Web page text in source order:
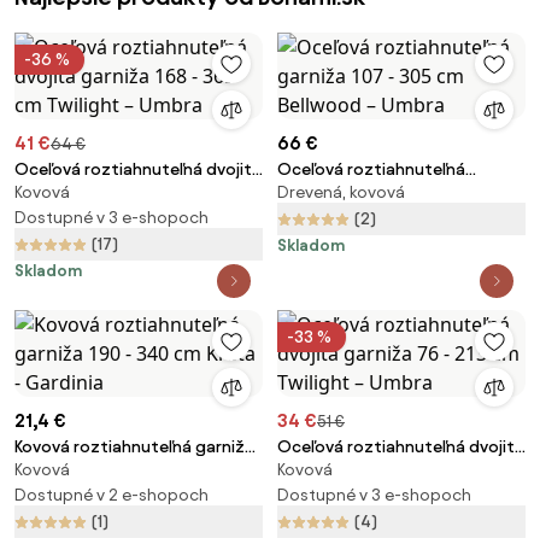
-36 %
41 €64 €
Oceľová roztiahnuteľná dvojitá
garniža 168 - 365 cm Twilight –
Umbra
Kovová
Dostupné v 3 e-shopoch
(17)
Skladom
66 €
Oceľová roztiahnuteľná
garniža 107 - 305 cm Bellwood
– Umbra
Drevená, kovová
(2)
Skladom
21,4 €
Kovová roztiahnuteľná garniža
190 - 340 cm Kreta - Gardinia
Kovová
Dostupné v 2 e-shopoch
(1)
-33 %
34 €51 €
Oceľová roztiahnuteľná dvojitá
garniža 76 - 213 cm Twilight –
Umbra
Kovová
Dostupné v 3 e-shopoch
(4)